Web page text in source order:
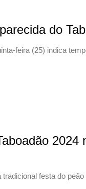
do
feira (25) indica
2024
festa do peão